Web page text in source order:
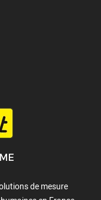
de mesure